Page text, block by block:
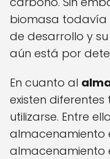
biomasa todavía
de desarrollo y
aún está por
En cuanto al
existen
utilizarse. Entre
almacenamiento
almacenamiento